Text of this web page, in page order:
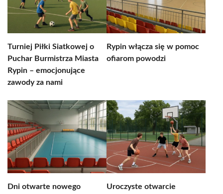
Turniej Piłki Siatkowej o
Puchar Burmistrza Miasta
Rypin – emocjonujące
zawody za nami
Rypin włącza się w pomoc
ofiarom powodzi
Dni otwarte nowego
Uroczyste otwarcie